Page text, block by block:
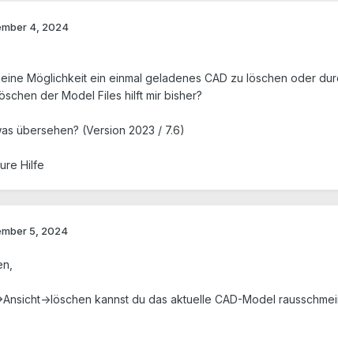
4, 2024
Möglichkeit ein einmal geladenes CAD zu löschen oder
der Model Files hilft mir bisher?
übersehen? (Version 2023 / 7.6)
Hilfe
5, 2024
>löschen kannst du das aktuelle CAD-Model